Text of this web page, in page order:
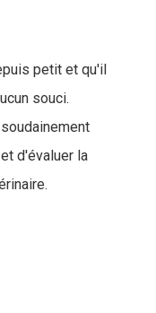
petit et qu'il
souci.
d'évaluer la